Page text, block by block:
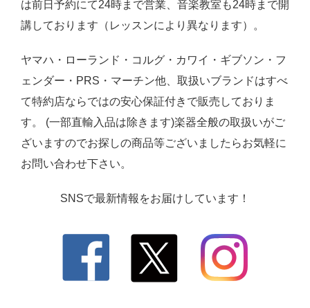
は前日予約にて24時まで営業、音楽教室も24時まで開
講しております（レッスンにより異なります）。
ヤマハ・ローランド・コルグ・カワイ・ギブソン・フ
ェンダー・PRS・マーチン他、取扱いブランドはすべ
て特約店ならではの安心保証付きで販売しておりま
す。 (一部直輸入品は除きます)楽器全般の取扱いがご
ざいますのでお探しの商品等ございましたらお気軽に
お問い合わせ下さい。
SNSで最新情報をお届けしています！